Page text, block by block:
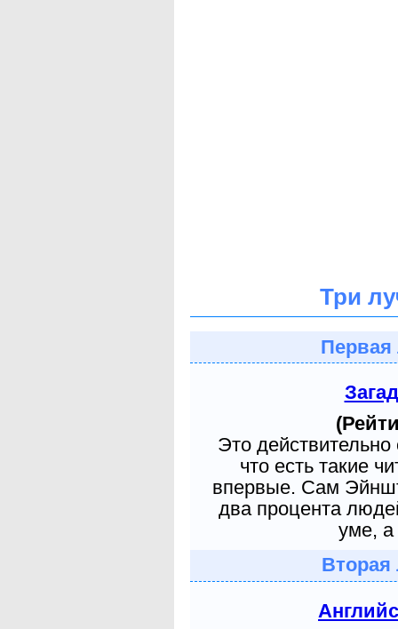
Три
Первая
Это
что есть такие
впервые. Сам
два процента
уме, а
Вторая